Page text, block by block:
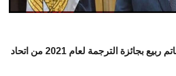
فوز الأستاذ الدكتور حاتم ربيع بجائزة الترجمة لعام 2021 من اتحاد